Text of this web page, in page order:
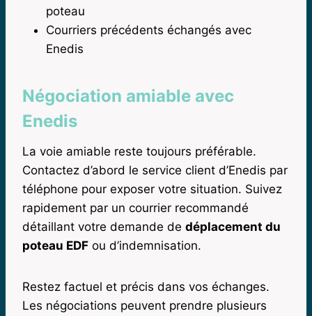
poteau
Courriers précédents échangés avec
Enedis
Négociation amiable avec
Enedis
La voie amiable reste toujours préférable.
Contactez d’abord le service client d’Enedis par
téléphone pour exposer votre situation. Suivez
rapidement par un courrier recommandé
détaillant votre demande de déplacement du
poteau EDF ou d’indemnisation.
Restez factuel et précis dans vos échanges.
Les négociations peuvent prendre plusieurs